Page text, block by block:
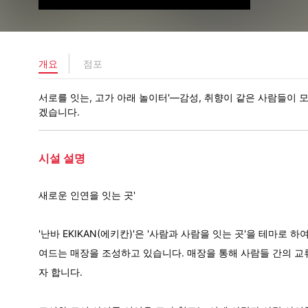
개요 점포
서로를 잇는, 고가 아래 놀이터'—감성, 취향이 같은 사람들이
겠습니다.
시설 설명
새로운 인연을 잇는 곳'
'난바 EKIKAN(에키칸)'은 '사람과 사람을 잇는 곳'을 테마로 하
여드는 매장을 조성하고 있습니다. 매장을 통해 사람들 간의
자 합니다.